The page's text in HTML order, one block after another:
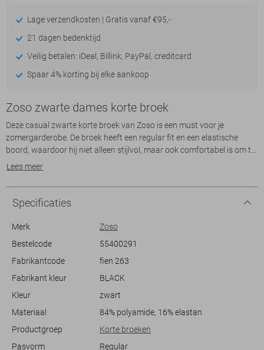
Lage verzendkosten | Gratis vanaf €95,-
21 dagen bedenktijd
Veilig betalen: iDeal, Billink, PayPal, creditcard
Spaar 4% korting bij elke aankoop
Zoso zwarte dames korte broek
Deze casual zwarte korte broek van Zoso is een must voor je
zomergarderobe. De broek heeft een regular fit en een elastische
boord, waardoor hij niet alleen stijlvol, maar ook comfortabel is om te
dragen. De glinsterende details voegen een subtiele touch van
als een avondje uit geschikt is. Gemaakt van 80% polyamide en 20%
elastan, biedt hij soepelheid en duurzaamheid zonder aan stijl in te
boeten.
voor informele settings. Combineer hem met een luchtig T-shirt of een
stijlvolle blouse voor een moeiteloze look. Of je nu even de stad in gaat
of een relaxte dag met vrienden plant, deze broek maakt je outfit
zonder overweldigend te zijn. Een veelzijdig kledingstuk dat zich
moeiteloos aanpast aan diverse dagbestedingen.
Lees meer
Specificaties
Merk
Zoso
Bestelcode
55400291
Fabrikantcode
fien 263
Fabrikant kleur
BLACK
Kleur
zwart
Materiaal
84% polyamide, 16% elastan
Productgroep
Korte broeken
Pasvorm
Regular